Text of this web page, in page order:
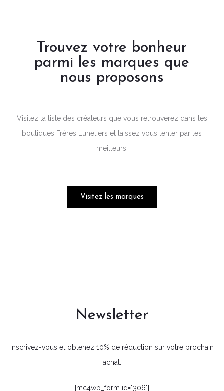
Trouvez votre bonheur
parmi les marques que
nous proposons
Visitez la liste des créateurs que vous retrouverez dans les
boutiques Frères Lunetiers et laissez vous tenter par les
meilleurs.
Visitez les marques
Newsletter
Inscrivez-vous et obtenez 10% de réduction sur votre prochain
achat.
[mc4wp_form id="306"]